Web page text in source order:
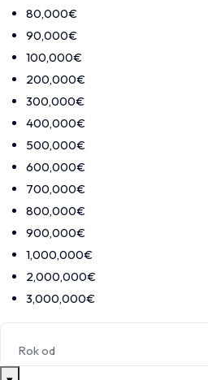
80,000€
90,000€
100,000€
200,000€
300,000€
400,000€
500,000€
600,000€
700,000€
800,000€
900,000€
1,000,000€
2,000,000€
3,000,000€